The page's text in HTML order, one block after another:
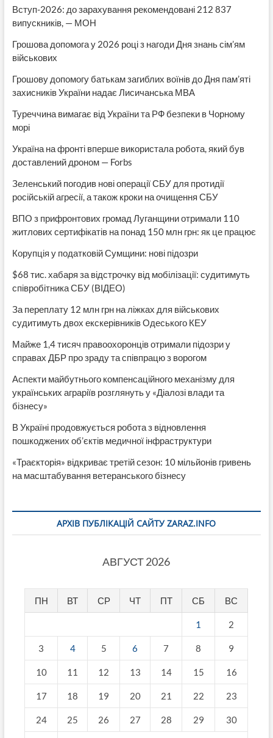
Вступ-2026: до зарахування рекомендовані 212 837
випускників, — МОН
Грошова допомога у 2026 році з нагоди Дня знань сім’ям
військових
Грошову допомогу батькам загиблих воїнів до Дня пам’яті
захисників України надає Лисичанська МВА
Туреччина вимагає від України та РФ безпеки в Чорному
морі
Україна на фронті вперше використала робота, який був
доставлений дроном — Forbs
Зеленський погодив нові операції СБУ для протидії
російській агресії, а також кроки на очищення СБУ
ВПО з прифронтових громад Луганщини отримали 110
житлових сертифікатів на понад 150 млн грн: як це працює
Корупція у податковій Сумщини: нові підозри
$68 тис. хабаря за відстрочку від мобілізації: судитимуть
співробітника СБУ (ВІДЕО)
За переплату 12 млн грн на ліжках для військових
судитимуть двох екскерівників Одеського КЕУ
Майже 1,4 тисяч правоохоронців отримали підозри у
справах ДБР про зраду та співпрацю з ворогом
Аспекти майбутнього компенсаційного механізму для
українських аграріїв розглянуть у «Діалозі влади та
бізнесу»
В Україні продовжується робота з відновлення
пошкоджених об’єктів медичної інфраструктури
«Траєкторія» відкриває третій сезон: 10 мільйонів гривень
на масштабування ветеранського бізнесу
АРХІВ ПУБЛІКАЦІЙ САЙТУ ZARAZ.INFO
АВГУСТ 2026
ПН ВТ СР ЧТ ПТ СБ ВС
1 2
3 4 5 6 7 8 9
10 11 12 13 14 15 16
17 18 19 20 21 22 23
24 25 26 27 28 29 30